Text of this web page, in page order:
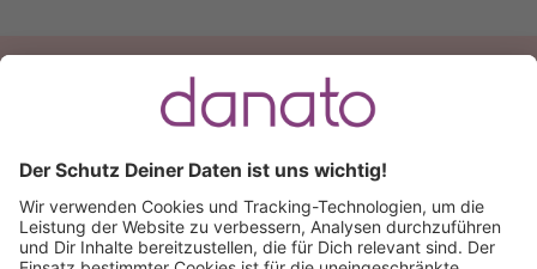
Du hast eine Frage?
+49 (0) 511 51 56 0300
schreib uns eineE-Mail
Käuferschutz inklusive Kauf auf Rechnung